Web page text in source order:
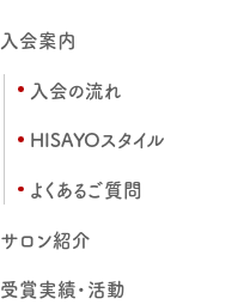
入会案内
入会の流れ
HISAYOスタイル
よくあるご質問
サロン紹介
受賞実績・活動